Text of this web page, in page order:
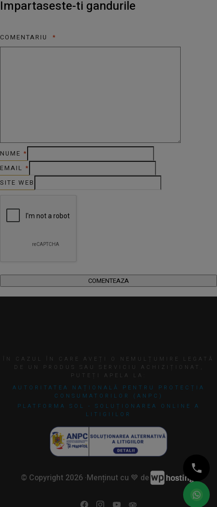
Impartaseste-ti gandurile
COMENTARIU *
NUME *
EMAIL *
SITE WEB
Alternative:
ÎN CAZUL ÎN CARE AVEȚI O NEMULȚUMIRE LEGATĂ
DE UN PRODUS SAU SERVICIU ACHIZIȚIONAT,
PUTEȚI APELA LA:
AUTORITATEA NAȚIONALĂ PENTRU PROTECȚIA
CONSUMATORILOR (ANPC)
PLATFORMA SOL - SOLUȚIONAREA ONLINE A
LITIGIILOR
© Copyright 2026 ·Menținut cu 💙 de